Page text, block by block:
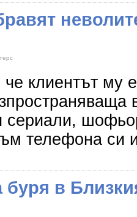
че клиентът му
сериали,
телефона си
буря в